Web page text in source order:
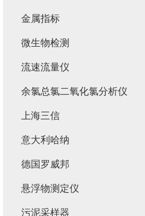
金属指标
微生物检测
流速流量仪
余氯总氯二氧化氯分析仪
上海三信
意大利哈纳
德国罗威邦
悬浮物测定仪
污泥采样器